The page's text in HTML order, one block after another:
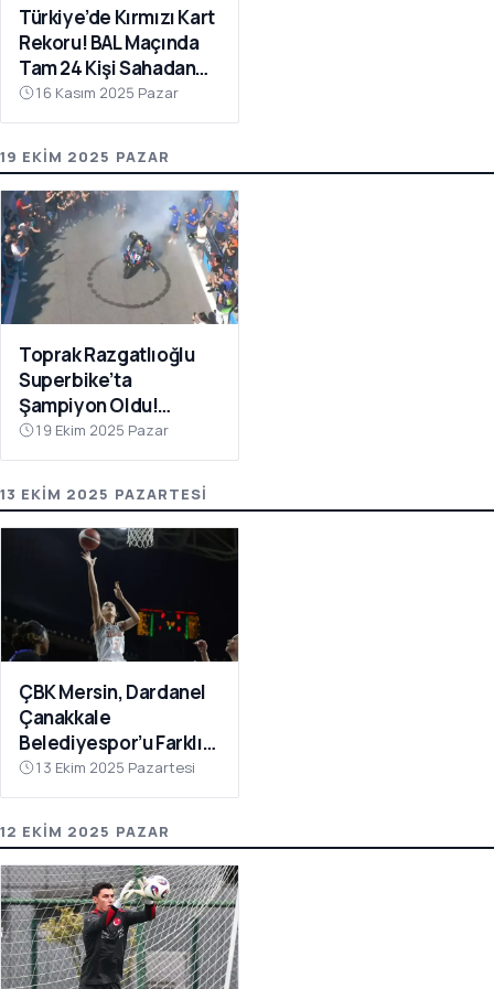
Türkiye’de Kırmızı Kart
Rekoru! BAL Maçında
Tam 24 Kişi Sahadan
Atıldı
16 Kasım 2025 Pazar
19 EKIM 2025 PAZAR
Toprak Razgatlıoğlu
Superbike’ta
Şampiyon Oldu!
Rakibinin Skandal
Hamlesi Tepki Çekti
19 Ekim 2025 Pazar
13 EKIM 2025 PAZARTESI
ÇBK Mersin, Dardanel
Çanakkale
Belediyespor’u Farklı
Geçti: 112-78
13 Ekim 2025 Pazartesi
12 EKIM 2025 PAZAR